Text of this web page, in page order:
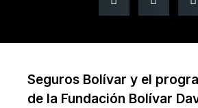
Seguros Bolívar y el
de la Fundación Bolívar